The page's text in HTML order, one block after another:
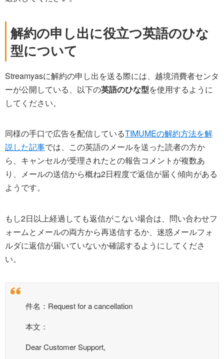
解約の申し出に役立つ英語のひな
型について
Streamyasに解約の申し出を送る際には、越境消費者センタ
ーが公開している、以下の英語のひな型を使用するように
してください。
同様の手口で広告を配信しているTIMUMEの解約方法を解
説した記事では、この英語のメールを送った読者の方か
ら、キャンセルが受理されたとの報告コメントが複数あ
り、メールの送信から概ね2日程度で返信が届く傾向がある
ようです。
もし2日以上経過しても返信がこない場合は、問い合わせフ
ォームとメールの両方から再送信するか、迷惑メールフォ
ルダに返信が届いていないか確認するようにしてくださ
い。
件名：Request for a cancellation
本文：
Dear Customer Support,